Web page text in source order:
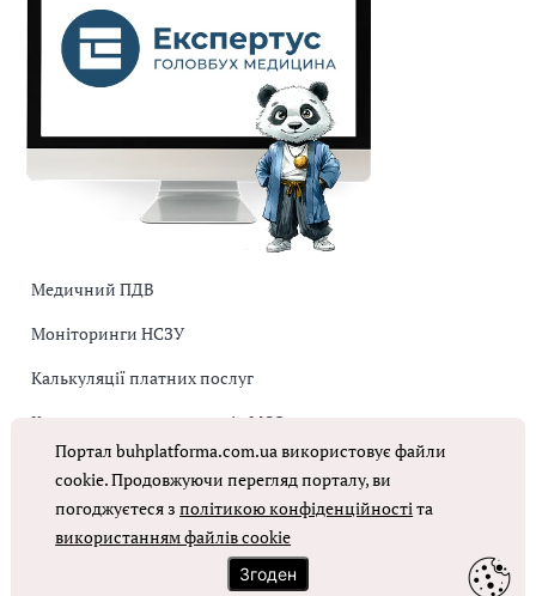
Медичний ПДВ
Моніторинги НСЗУ
Калькуляції платних послуг
Коригувальна накладна від МОЗ
Оплата праці в КНП
ОТРИМАТИ ДОСТУП
Портал buhplatforma.com.ua використовує файли
cookie. Продовжуючи перегляд порталу, ви
погоджуєтеся зполітикою конфіденційностіта
використанням файлів cookie
Згоден